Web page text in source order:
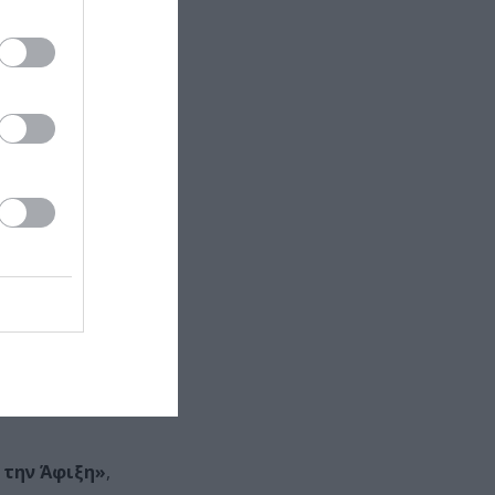
του
γίνεται
νέα ταινία
τανγκό,
νέος
Άφιξη»,